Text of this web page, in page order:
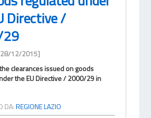
Directive /
28/12/2015]
clearances issued on goods
the EU Directive / 2000/29 in
DA:REGIONE LAZIO